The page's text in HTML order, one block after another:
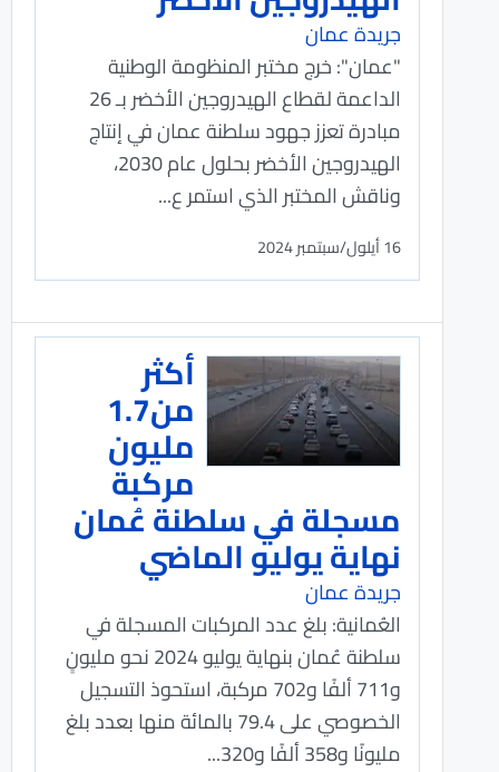
جريدة عمان
"عمان": خرج مختبر المنظومة الوطنية
الداعمة لقطاع الهيدروجين الأخضر بـ 26
مبادرة تعزز جهود سلطنة عمان في إنتاج
الهيدروجين الأخضر بحلول عام 2030،
وناقش المختبر الذي استمر ع...
16 أيلول/سبتمبر 2024
أكثر
من1.7
مليون
مركبة
مسجلة في سلطنة عُمان
نهاية يوليو الماضي
جريدة عمان
العُمانية: بلغ عدد المركبات المسجلة في
سلطنة عُمان بنهاية يوليو 2024 نحو مليونٍ
و711 ألفًا و702 مركبة، استحوذ التسجيل
الخصوصي على 79.4 بالمائة منها بعدد بلغ
مليونًا و358 ألفًا و320...